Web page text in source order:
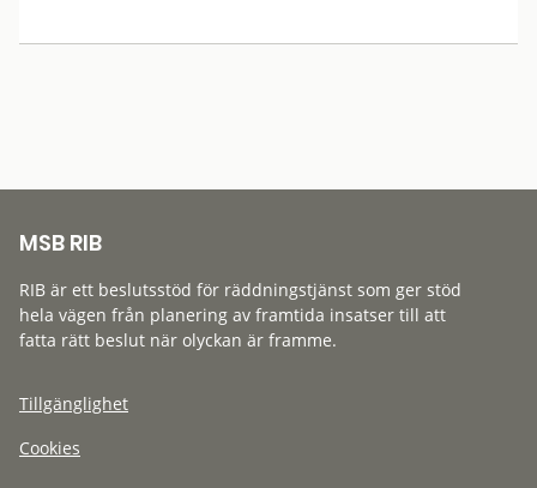
MSB RIB
RIB är ett beslutsstöd för räddningstjänst som ger stöd
hela vägen från planering av framtida insatser till att
fatta rätt beslut när olyckan är framme.
Tillgänglighet
Cookies